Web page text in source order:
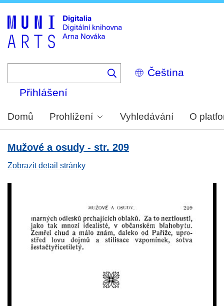
Select
your
Přihlášení
Domů Prohlížení Vyhledávání O
Mužové a osudy - str. 209
Zobrazit detail stránky